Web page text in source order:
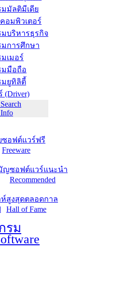
มัลติมีเดีย
คอมพิวเตอร์
บริหารธุรกิจ
มการศึกษา
เมอร์
มมือถือ
มยูทิลิตี้
(Driver)
Info
ซอฟต์แวร์ฟรี
Freeware
ญซอฟต์แวร์แนะนำ
Recommended
สูงสุดตลอดกาล
Hall of Fame
รม